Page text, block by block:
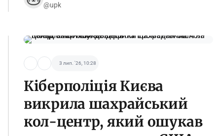
@upk
3 лип. '26, 10:28
Кіберполіція Києва
викрила шахрайський
кол-центр, який ошукав